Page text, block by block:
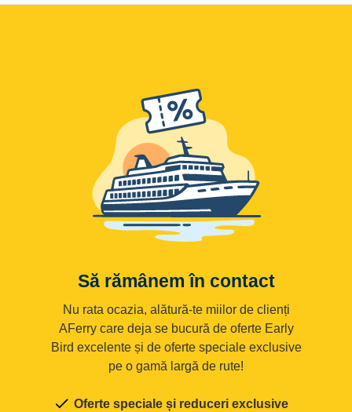
Să rămânem în contact
Nu rata ocazia, alătură-te miilor de clienți
AFerry care deja se bucură de oferte Early
Bird excelente și de oferte speciale exclusive
pe o gamă largă de rute!
Oferte speciale și reduceri exclusive